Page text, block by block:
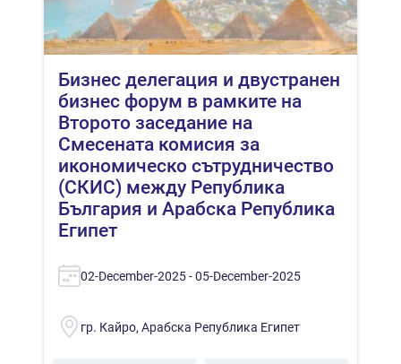
Бизнес делегация и двустранен
бизнес форум в рамките на
Второто заседание на
Смесената комисия за
икономическо сътрудничество
(СКИС) между Република
България и Арабска Република
Египет
02-December-2025 - 05-December-2025
гр. Кайро, Арабска Република Египет